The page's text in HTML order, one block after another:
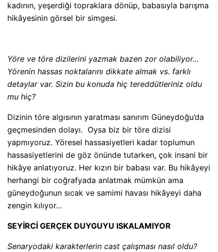
kadının, yeşerdiği topraklara dönüp, babasıyla barışma
hikâyesinin görsel bir simgesi.
Yöre ve töre dizilerini yazmak bazen zor olabiliyor…
Yörenin hassas noktalarını dikkate almak vs. farklı
detaylar var. Sizin bu konuda hiç tereddütleriniz oldu
mu hiç?
Dizinin töre algısının yaratması sanırım Güneydoğu’da
geçmesinden dolayı. Oysa biz bir töre dizisi
yapmıyoruz. Yöresel hassasiyetleri kadar toplumun
hassasiyetlerini de göz önünde tutarken, çok insani bir
hikâye anlatıyoruz. Her kızın bir babası var. Bu hikâyeyi
herhangi bir coğrafyada anlatmak mümkün ama
güneydoğunun sıcak ve samimi havası hikâyeyi daha
zengin kılıyor…
SEYİRCİ GERÇEK DUYGUYU ISKALAMIYOR
Senaryodaki karakterlerin cast çalışması nasıl oldu?